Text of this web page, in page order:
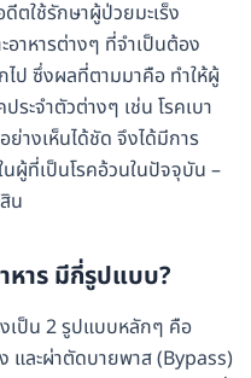
ตใช้รักษาผู้ป่วยมะเร็ง
ะอาหารต่างๆ ที่จำเป็นต้อง
ไป ซึ่งผลที่ตามมาคือ ทำให้ผู้
ระจำตัวต่างๆ เช่น โรคเบา
างเห็นได้ชัด จึงได้มีการ
ผู้ที่เป็นโรคอ้วนในปัจจุบัน –
น
หาร มีกี่รูปแบบ?
เป็น 2 รูปแบบหลักๆ คือ
และผ่าตัดบายพาส (Bypass)